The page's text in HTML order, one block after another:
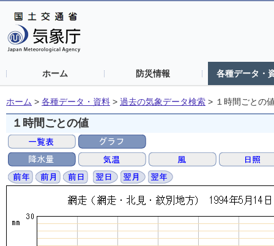
ホーム 防災情報 各種データ・
ホーム > 各種データ・資料 > 過去の気象データ検索 > １時間ごとの
１時間ごとの値